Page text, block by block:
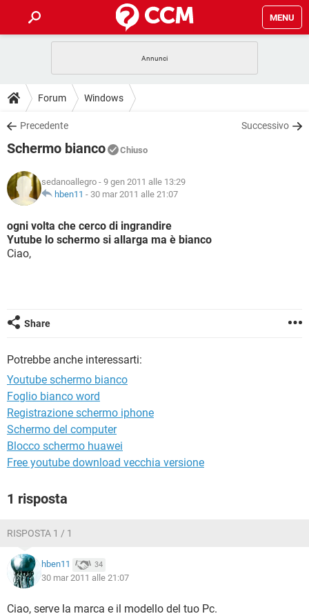
MENU
INTRATTENIMENTO
iOS
INSTAGRAM
TIKTOK
HARDWARE
GUIDE
COVID-19
INSTAGRAM WHATSAPP
TIKTOK
HARDWARE
DOWNLOAD
COVID-19
INTRATTENIMENTO
iOS WINDOWS 10
INSTAGRAM
TIKTOK FACEBOOK
COVID-19 GAMING
INTRATTENIMENTO
iOS WINDOWS 10
INSTAGRAM
GLOSSARIO
COVID-19
INTRATTENIMENTO ANDROID
TIKTOK
Forum Windows
Precedente Successivo
Schermo bianco Chiuso
sedanoallegro - 9 gen 2011 alle 13:29
hben11 - 30 mar 2011 alle 21:07
ogni volta che cerco di ingrandire
Yutube lo schermo si allarga ma è bianco
Ciao,
Share
Potrebbe anche interessarti:
Youtube schermo bianco
Foglio bianco word
Registrazione schermo iphone
Schermo del computer
Blocco schermo huawei
Free youtube download vecchia versione
1 risposta
RISPOSTA 1 / 1
hben11 34
30 mar 2011 alle 21:07
Ciao, serve la marca e il modello del tuo Pc.